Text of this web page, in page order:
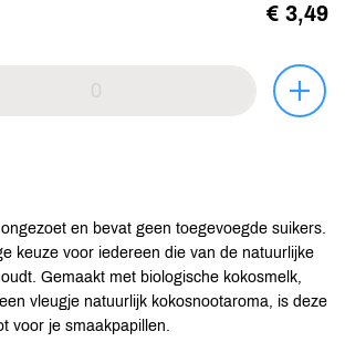
€ 3,49
en bevat geen toegevoegde suikers.
keuze voor iedereen die van de natuurlijke
Gemaakt met biologische kokosmelk,
vleugje natuurlijk kokosnootaroma, is deze
voor je smaakpapillen.